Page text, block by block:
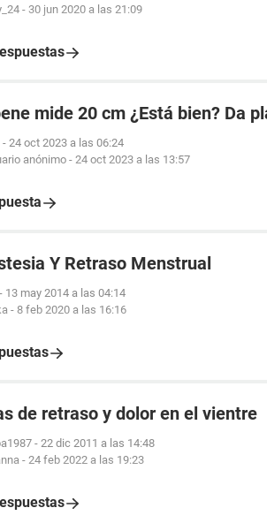
- 30 jun 2020 a las 21:09
mide 20 cm ¿Está bien? Da
- 24 oct 2023 a las 06:24
anónimo - 24 oct 2023 a las 13:57
Y Retraso Menstrual
- 13 may 2014 a las 04:14
- 8 feb 2020 a las 16:16
de retraso y dolor en el vientre
- 22 dic 2011 a las 14:48
- 24 feb 2022 a las 19:23